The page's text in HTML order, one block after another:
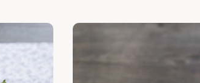
Descubrir